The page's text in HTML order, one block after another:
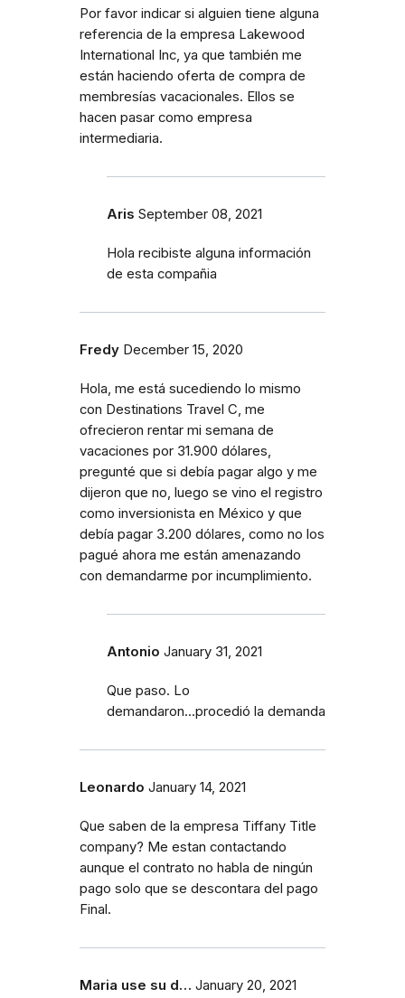
Por favor indicar si alguien tiene alguna
referencia de la empresa Lakewood
International Inc, ya que también me
están haciendo oferta de compra de
membresías vacacionales. Ellos se
hacen pasar como empresa
intermediaria.
Aris September 08, 2021
Hola recibiste alguna información
de esta compañia
Fredy December 15, 2020
Hola, me está sucediendo lo mismo
con Destinations Travel C, me
ofrecieron rentar mi semana de
vacaciones por 31.900 dólares,
pregunté que si debía pagar algo y me
dijeron que no, luego se vino el registro
como inversionista en México y que
debía pagar 3.200 dólares, como no los
pagué ahora me están amenazando
con demandarme por incumplimiento.
Antonio January 31, 2021
Que paso. Lo
demandaron...procedió la demanda
Leonardo January 14, 2021
Que saben de la empresa Tiffany Title
company? Me estan contactando
aunque el contrato no habla de ningún
pago solo que se descontara del pago
Final.
Maria use su d… January 20, 2021